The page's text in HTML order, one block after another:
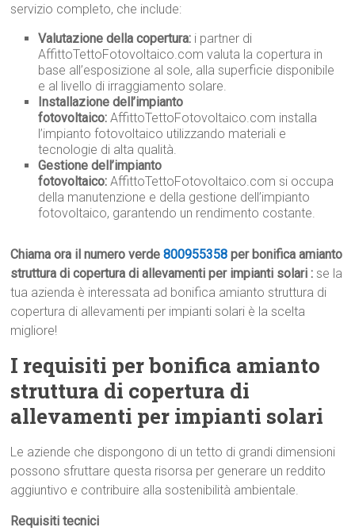
servizio completo, che include:
Valutazione della copertura: i partner di
AffittoTettoFotovoltaico.com valuta la copertura in
base all’esposizione al sole, alla superficie disponibile
e al livello di irraggiamento solare.
Installazione dell’impianto
fotovoltaico: AffittoTettoFotovoltaico.com installa
l’impianto fotovoltaico utilizzando materiali e
tecnologie di alta qualità.
Gestione dell’impianto
fotovoltaico: AffittoTettoFotovoltaico.com si occupa
della manutenzione e della gestione dell’impianto
fotovoltaico, garantendo un rendimento costante.
Chiama ora il numero verde800955358 per bonifica amianto
struttura di copertura di allevamenti per impianti solari : se la
tua azienda è interessata ad bonifica amianto struttura di
copertura di allevamenti per impianti solari è la scelta
migliore!
I requisiti per bonifica amianto
struttura di copertura di
allevamenti per impianti solari
Le aziende che dispongono di un tetto di grandi dimensioni
possono sfruttare questa risorsa per generare un reddito
aggiuntivo e contribuire alla sostenibilità ambientale.
Requisiti tecnici